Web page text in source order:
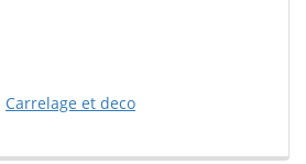
Carrelage et deco